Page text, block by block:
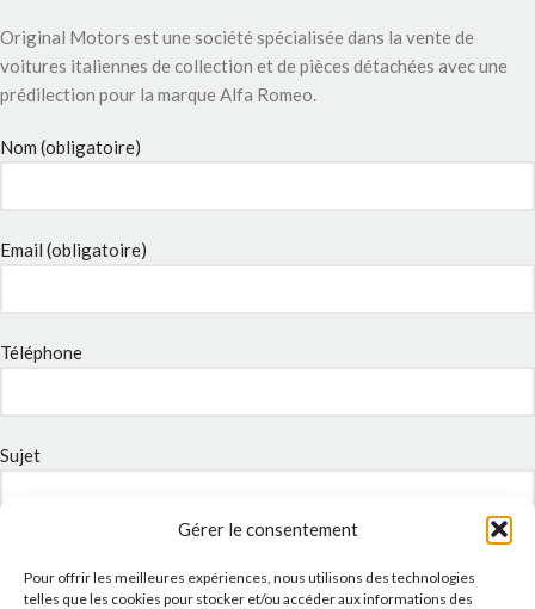
Gérer le consentement
Pour offrir les meilleures expériences, nous utilisons des technologies
telles que les cookies pour stocker et/ou accéder aux informations des
Original Motors est une société spécialisée dans la vente de
voitures italiennes de collection et de pièces détachées avec une
prédilection pour la marque Alfa Romeo.
Nom (obligatoire)
Email (obligatoire)
Téléphone
Sujet